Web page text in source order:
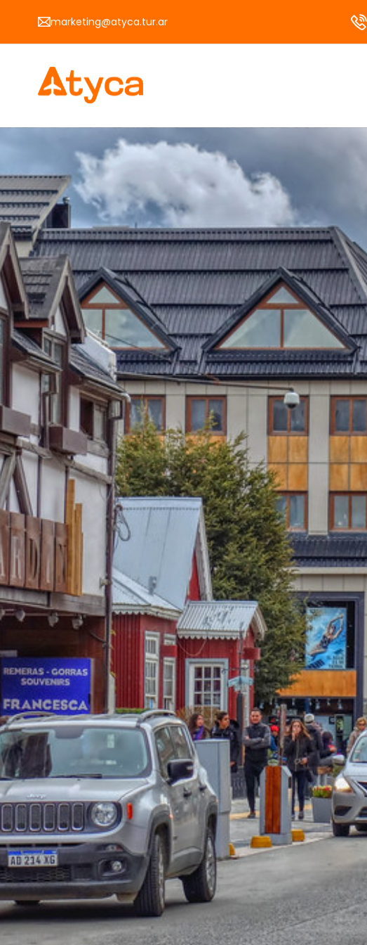
content
marketing@atyca.tur.ar